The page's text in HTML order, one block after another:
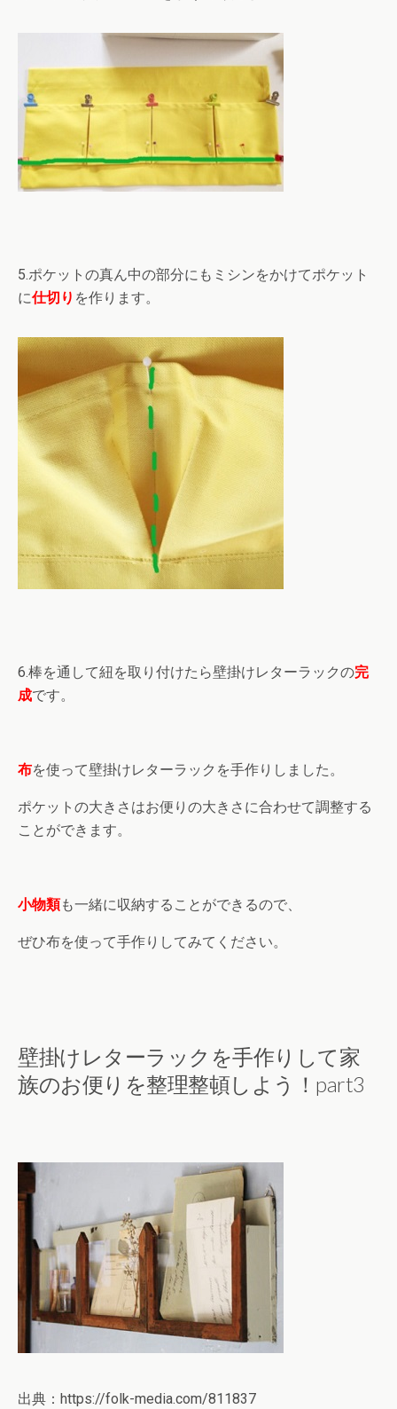
5.ポケットの真ん中の部分にもミシンをかけてポケット
に仕切り を作ります。
6.棒を通して紐を取り付けたら壁掛けレターラックの完
成です。
布を使って壁掛けレターラックを手作りしました。
ポケットの大きさはお便りの大きさに合わせて調整する
ことができます。
小物類も一緒に収納することができるので、
ぜひ布を使って手作りしてみてください。
壁掛けレターラックを手作りして家
族のお便りを整理整頓しよう！part3
出典：https://folk-media.com/811837